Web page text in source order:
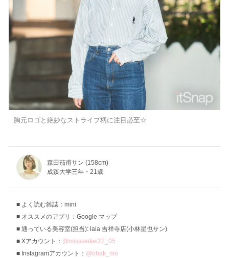
胸元ロゴと絶妙なストライプ柄に注目必至☆
森田茄甫サン (158cm)
成蹊大学三年・21歳
よく読む雑誌：mini
オススメのアプリ：Google マップ
通っている美容室(担当): laia 吉祥寺店(小林星也サン)
Xアカウント： @missseikei22_05
Instagramアカウント： @ohak_mo